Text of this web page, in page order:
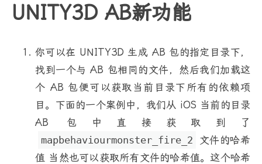
UNITY3D AB新功能
你可以在 UNITY3D 生成 AB 包的指定目录下，
找到一个与 AB 包相同的文件，然后我们加载这
个 AB 包便可以获取当前目录下所有的依赖项
目。下面的一个案例中，我们从 iOS 当前的目录
AB 包中直接获取到了
mapbehaviourmonster_fire_2
文件的哈希
值 当然也可以获取所有文件的哈希值。这个哈希